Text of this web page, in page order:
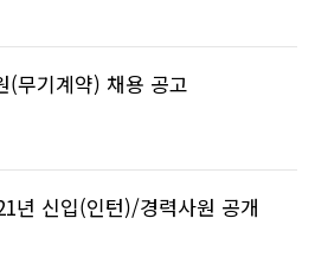
(무기계약) 채용 공고
년 신입(인턴)/경력사원 공개